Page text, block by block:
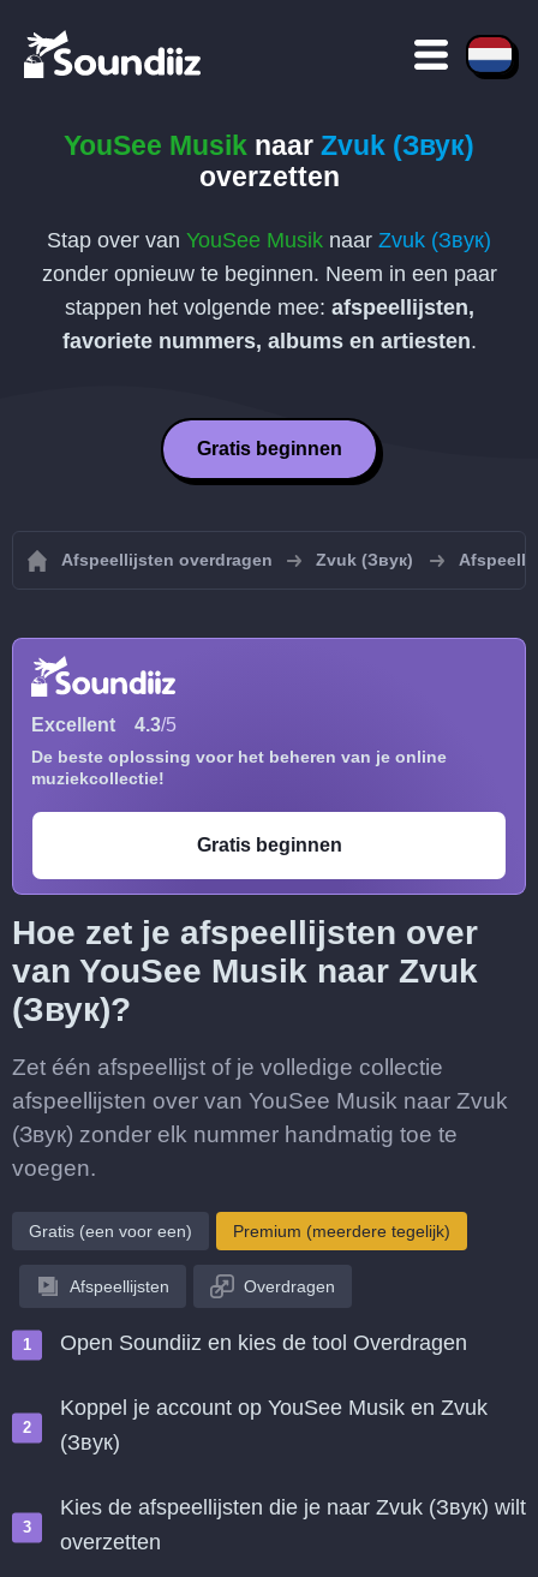
YouSee Musik naar Zvuk (Звук)
overzetten
Stap over van YouSee Musik naar Zvuk (Звук)
zonder opnieuw te beginnen. Neem in een paar
stappen het volgende mee: afspeellijsten,
favoriete nummers, albums en artiesten.
Gratis beginnen
Afspeellijsten overdragen Zvuk (Звук)
Excellent 4.3/5
De beste oplossing voor het beheren van je online
muziekcollectie!
Gratis beginnen
Hoe zet je afspeellijsten over
van YouSee Musik naar Zvuk
(Звук)?
Zet één afspeellijst of je volledige collectie
afspeellijsten over van YouSee Musik naar Zvuk
(Звук) zonder elk nummer handmatig toe te
voegen.
Gratis (een voor een) Premium (meerdere tegelijk)
Afspeellijsten Overdragen
Open Soundiiz en kies de tool Overdragen
Koppel je account op YouSee Musik en Zvuk
(Звук)
Kies de afspeellijsten die je naar Zvuk (Звук) wilt
overzetten